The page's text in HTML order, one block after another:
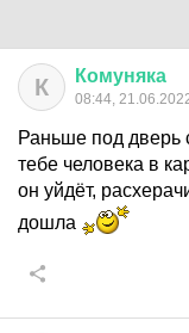
К Комуняка
08:44,
Раньше под дверь
тебе человека в
он уйдёт,
дошла